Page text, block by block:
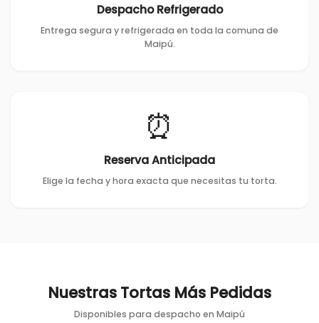
Despacho Refrigerado
Entrega segura y refrigerada en toda la comuna de
Maipú.
⏰
Reserva Anticipada
Elige la fecha y hora exacta que necesitas tu torta.
Nuestras Tortas Más Pedidas
Disponibles para despacho en Maipú